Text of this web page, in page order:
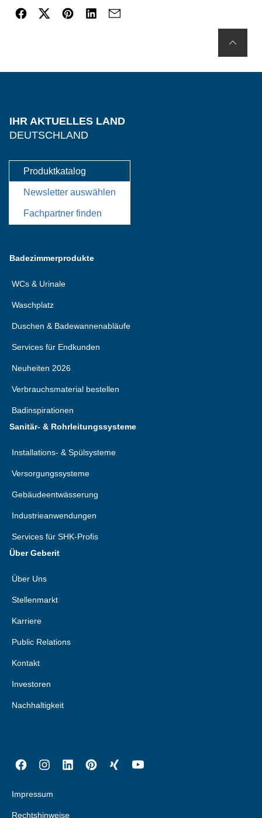
IHR AKTUELLES LAND
DEUTSCHLAND
Produktkatalog
Newsletter auswählen
Fachpartner finden
Badezimmerprodukte
WCs & Urinale
Waschplatz
Duschen & Badewannenabläufe
Services für Endkunden
Neuheiten 2026
Verbrauchsmaterial bestellen
Badinspirationen
Sanitär- & Rohrleitungssysteme
Installations- & Spülsysteme
Versorgungssysteme
Gebäudeentwässerung
Industrieanwendungen
Services für SHK-Profis
Über Geberit
Über Uns
Stellenmarkt
Karriere
Public Relations
Kontakt
Investoren
Nachhaltigkeit
Impressum
Rechtshinweise